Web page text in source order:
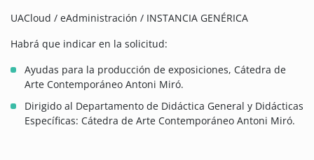
UACloud / eAdministración / INSTANCIA GENÉRICA
Habrá que indicar en la solicitud:
Ayudas para la producción de exposiciones, Cátedra de
Arte Contemporáneo Antoni Miró.
Dirigido al Departamento de Didáctica General y Didácticas
Específicas: Cátedra de Arte Contemporáneo Antoni Miró.